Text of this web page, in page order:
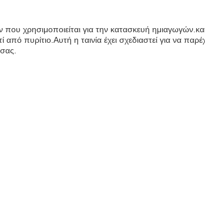
χρησιμοποιείται για την κατασκευή
πυρίτιο.Αυτή η ταινία έχει σχεδιαστεί για να